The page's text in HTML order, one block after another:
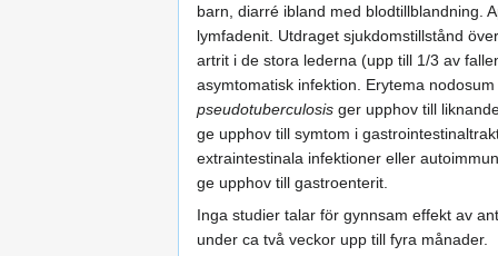
barn, diarré ibland med blodtillblandning.
lymfadenit. Utdraget sjukdomstillstånd
artrit i de stora lederna (upp till 1/3 av
asymtomatisk infektion. Erytema
pseudotuberculosis ger upphov till
ge upphov till symtom i
extraintestinala infektioner eller
ge upphov till gastroenterit.
Inga studier talar för gynnsam effekt av
under ca två veckor upp till fyra månader.